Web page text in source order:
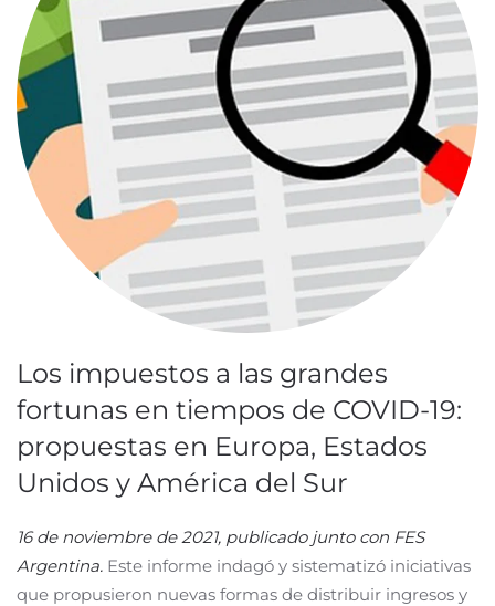
Los impuestos a las grandes
fortunas en tiempos de COVID-19:
propuestas en Europa, Estados
Unidos y América del Sur
16 de noviembre de 2021, publicado junto con FES
Argentina. Este informe indagó y sistematizó iniciativas
que propusieron nuevas formas de distribuir ingresos y